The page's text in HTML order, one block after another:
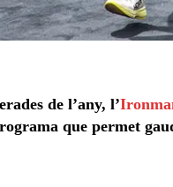
de l’any, l’
que permet